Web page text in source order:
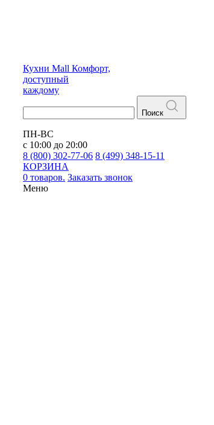
Кухни Mall Комфорт,
доступный
каждому
Поиск
ПН-ВС
с 10:00 до 20:00
8 (800) 302-77-06 8 (499) 348-15-11
КОРЗИНА
0 товаров. Заказать звонок
Меню